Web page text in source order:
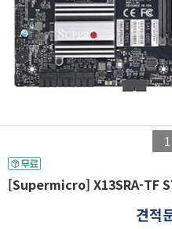
1
[Supermicro] X13SRA-TF
견적